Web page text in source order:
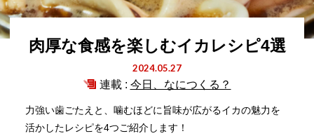
肉厚な食感を楽しむイカレシピ4選
2024.05.27
連載 : 今日、なにつくる？
力強い歯ごたえと、噛むほどに旨味が広がるイカの魅力を
活かしたレシピを4つご紹介します！